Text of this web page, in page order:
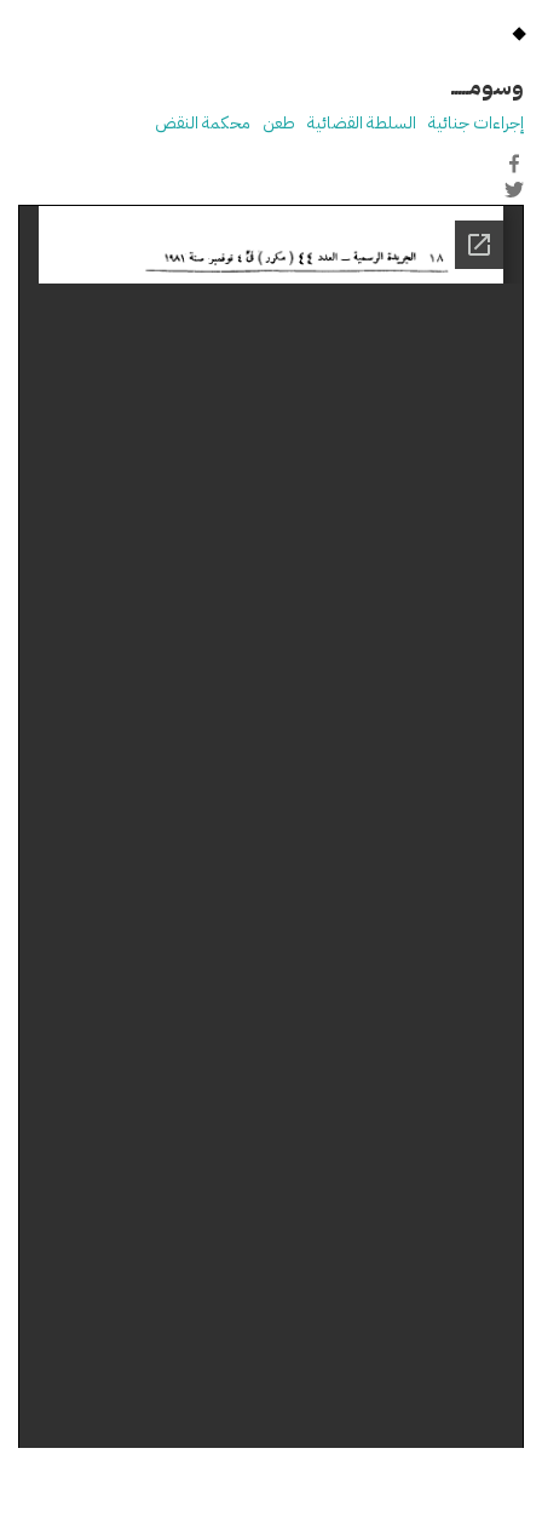
وسومـــــ
إجراءات جنائية السلطة القضائية طعن محكمة النقض